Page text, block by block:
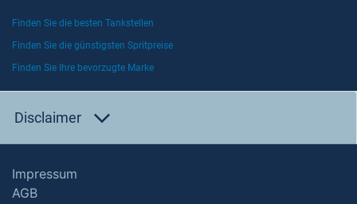
Finden Sie die besten Tankstellen
Finden Sie die günstigsten Spritpreise
Finden Sie Ihre bevorzugte Marke
Disclaimer
Impressum
AGB